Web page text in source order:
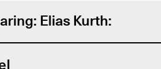
Elias Kurth: